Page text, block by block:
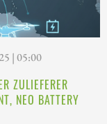
| 05:00
ZULIEFERER
NEO BATTERY